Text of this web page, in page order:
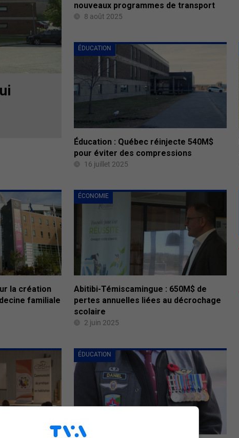
nouveaux programmes de transport
8 août 2025
ÉDUCATION
Éducation : Québec réinjecte 540M$
pour éviter des compressions
16 juillet 2025
la création
familiale
ÉCONOMIE
Abitibi-Témiscamingue : 650M$ de
pertes annuelles liées au décrochage
scolaire
2 juin 2025
ÉDUCATION